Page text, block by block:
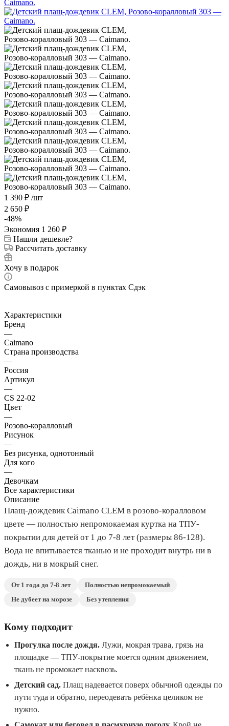
1 390 ₽ /шт
2 650 ₽
-48%
Экономия 1 260 ₽
Нашли дешевле?
Рассчитать доставку
Хочу в подарок
Самовывоз с примеркой в пунктах Сдэк
Характеристики
Бренд
—
Caimano
Страна производства
—
Россия
Артикул
—
CS 22-02
Цвет
—
Розово-коралловый
Рисунок
—
Без рисунка, однотонный
Для кого
—
Девочкам
Все характеристики
Описание
Плащ-дождевик Caimano CLEM в розово-коралловом
цвете — полностью непромокаемая куртка на ТПУ-
покрытии для детей от 1 до 7-8 лет (размеры 86-128).
Вода не впитывается тканью и не проходит внутрь ни в
дождь, ни в мокрый снег.
От 1 года до 7-8 лет
Полностью непромокаемый
Не дубеет на морозе
Без утепления
Кому подходит
Прогулка после дождя. Лужи, мокрая трава, грязь на
площадке — ТПУ-покрытие моется одним движением,
ткань не промокает насквозь.
Детский сад. Плащ надевается поверх обычной одежды по
пути туда и обратно, переодевать ребёнка целиком не
нужно.